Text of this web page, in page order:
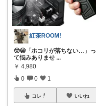
紅茶ROOM!
🥺😭「ホコリが落ちない…」っ
て悩みありませ ...
￥ 4,980
0 0 1
コレ いいね